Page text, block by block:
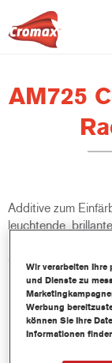
AM725
Additive zum
leuchtende,
Cromax Basecoat
In praktischen
Einfaches
Wir verarbeiten Ihre
und Dienste zu
Werbung
können Sie Ihre
Informationen